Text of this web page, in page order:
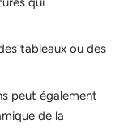
tableaux ou des
peut également
de la